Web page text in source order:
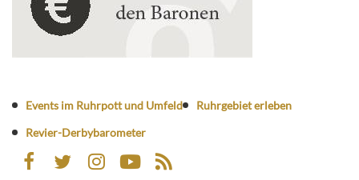
Events im Ruhrpott und Umfeld
Ruhrgebiet erleben
Revier-Derbybarometer